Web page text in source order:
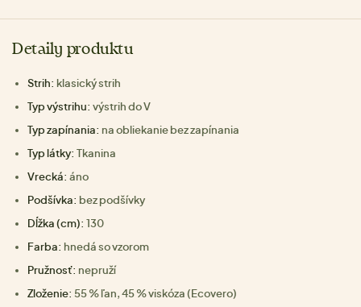
Detaily produktu
Strih: klasický strih
Typ výstrihu: výstrih do V
Typ zapínania: na obliekanie bez zapínania
Typ látky: Tkanina
Vrecká: áno
Podšívka: bez podšívky
Dĺžka (cm): 130
Farba: hnedá so vzorom
Pružnosť: nepruží
Zloženie: 55 % ľan, 45 % viskóza (Ecovero)